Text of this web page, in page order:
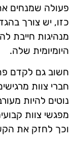
פעולה שמנחים
כזו, יש צורך
מנהיגות חייבת
היומיומית שלה.
חשוב גם לקדם
חברי צוות
נוטים להיות
מפגשי צוות
וכך לחזק את